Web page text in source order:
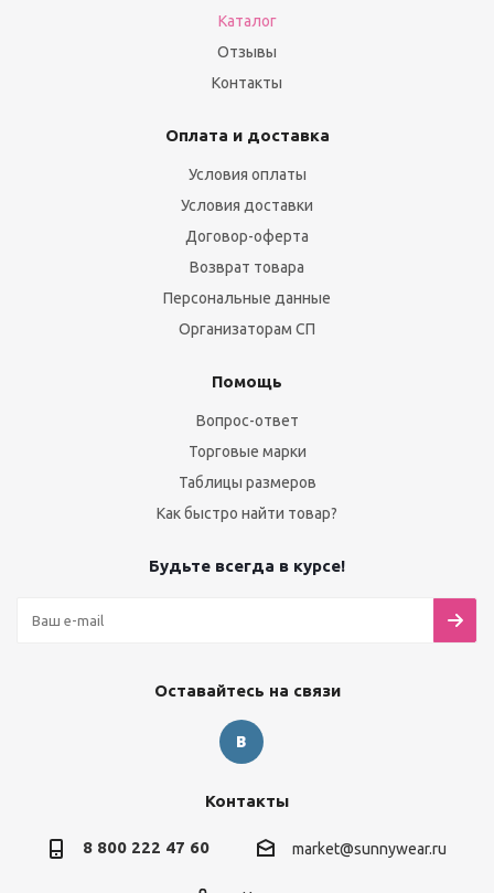
Каталог
Отзывы
Контакты
Оплата и доставка
Условия оплаты
Условия доставки
Договор-оферта
Возврат товара
Персональные данные
Организаторам СП
Помощь
Вопрос-ответ
Торговые марки
Таблицы размеров
Как быстро найти товар?
Будьте всегда в курсе!
Оставайтесь на связи
Контакты
8 800 222 47 60 market@sunnywear.ru